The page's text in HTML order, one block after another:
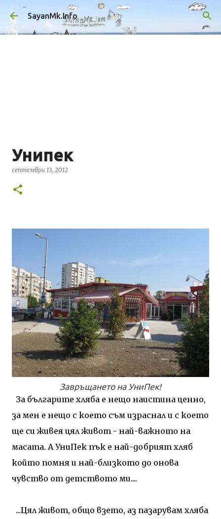
Пропускане към основното съдържание
SayanMk.Info
Унипек
септември 13, 2012
Завръщането на УниПек!
За българите хляба е нещо наистина ценно,
за мен е нещо с което съм израснал и с което
ще си живея цял живот - най-важното на
масата. А УниПек пък е най-добрият хляб
който помня и най-близкото до онова
чувство от детството ми....
...Цял живот, общо взето, аз пазарувам хляба